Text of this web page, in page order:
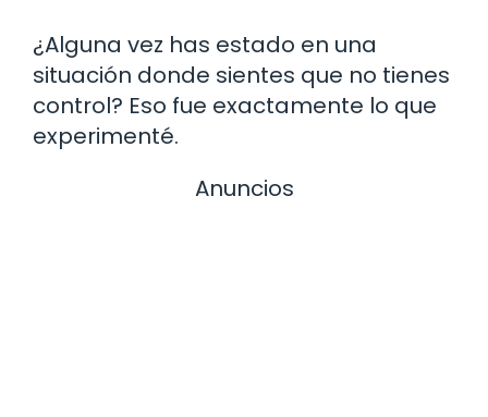
¿Alguna vez has estado en una
situación donde sientes que no tienes
control? Eso fue exactamente lo que
experimenté.
Anuncios